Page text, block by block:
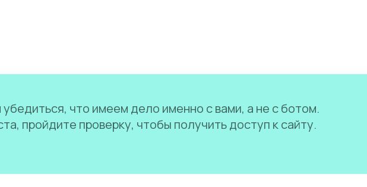
что имеем дело именно с вами, а не с ботом.
пройдите проверку, чтобы получить доступ к сайту.